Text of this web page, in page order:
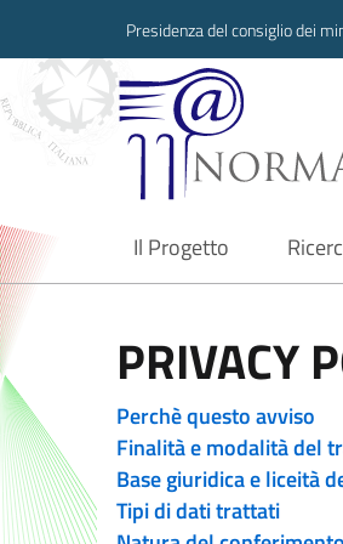
Presidenza del consiglio dei
Il Progetto
current
PRIVACY
Perchè questo avviso
Finalità e modalità del
Base giuridica e liceità
Tipi di dati trattati